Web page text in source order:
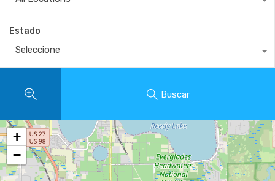
Estado
Seleccione
Buscar
+
−